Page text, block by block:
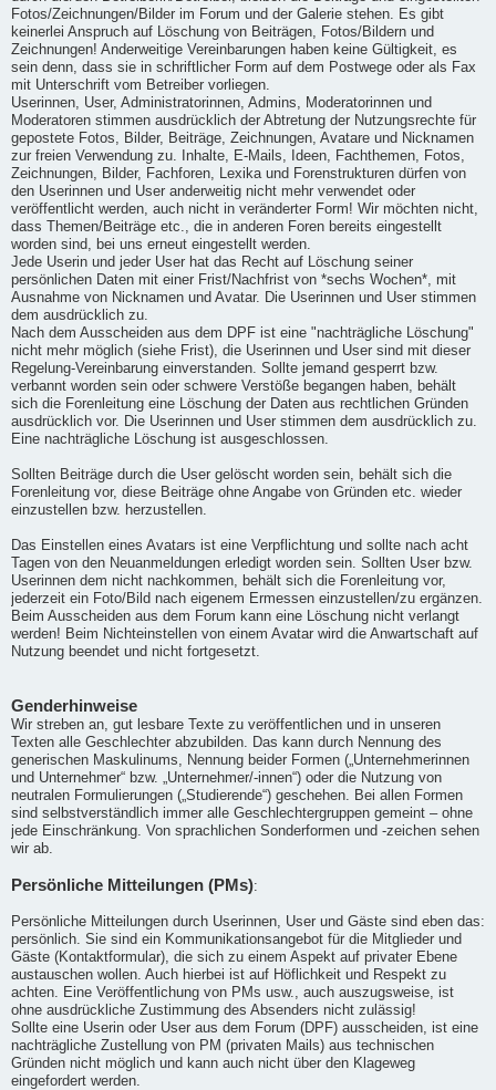
Fotos/Zeichnungen/Bilder im Forum und der Galerie stehen. Es gibt
keinerlei Anspruch auf Löschung von Beiträgen, Fotos/Bildern und
Zeichnungen! Anderweitige Vereinbarungen haben keine Gültigkeit, es
sein denn, dass sie in schriftlicher Form auf dem Postwege oder als Fax
mit Unterschrift vom Betreiber vorliegen.
Userinnen, User, Administratorinnen, Admins, Moderatorinnen und
Moderatoren stimmen ausdrücklich der Abtretung der Nutzungsrechte für
gepostete Fotos, Bilder, Beiträge, Zeichnungen, Avatare und Nicknamen
zur freien Verwendung zu. Inhalte, E-Mails, Ideen, Fachthemen, Fotos,
Zeichnungen, Bilder, Fachforen, Lexika und Forenstrukturen dürfen von
den Userinnen und User anderweitig nicht mehr verwendet oder
veröffentlicht werden, auch nicht in veränderter Form! Wir möchten nicht,
dass Themen/Beiträge etc., die in anderen Foren bereits eingestellt
worden sind, bei uns erneut eingestellt werden.
Jede Userin und jeder User hat das Recht auf Löschung seiner
persönlichen Daten mit einer Frist/Nachfrist von *sechs Wochen*, mit
Ausnahme von Nicknamen und Avatar. Die Userinnen und User stimmen
dem ausdrücklich zu.
Nach dem Ausscheiden aus dem DPF ist eine "nachträgliche Löschung"
nicht mehr möglich (siehe Frist), die Userinnen und User sind mit dieser
Regelung-Vereinbarung einverstanden. Sollte jemand gesperrt bzw.
verbannt worden sein oder schwere Verstöße begangen haben, behält
sich die Forenleitung eine Löschung der Daten aus rechtlichen Gründen
ausdrücklich vor. Die Userinnen und User stimmen dem ausdrücklich zu.
Eine nachträgliche Löschung ist ausgeschlossen.
Sollten Beiträge durch die User gelöscht worden sein, behält sich die
Forenleitung vor, diese Beiträge ohne Angabe von Gründen etc. wieder
einzustellen bzw. herzustellen.
Das Einstellen eines Avatars ist eine Verpflichtung und sollte nach acht
Tagen von den Neuanmeldungen erledigt worden sein. Sollten User bzw.
Userinnen dem nicht nachkommen, behält sich die Forenleitung vor,
jederzeit ein Foto/Bild nach eigenem Ermessen einzustellen/zu ergänzen.
Beim Ausscheiden aus dem Forum kann eine Löschung nicht verlangt
werden! Beim Nichteinstellen von einem Avatar wird die Anwartschaft auf
Nutzung beendet und nicht fortgesetzt.
Genderhinweise
Wir streben an, gut lesbare Texte zu veröffentlichen und in unseren
Texten alle Geschlechter abzubilden. Das kann durch Nennung des
generischen Maskulinums, Nennung beider Formen („Unternehmerinnen
und Unternehmer“ bzw. „Unternehmer/-innen“) oder die Nutzung von
neutralen Formulierungen („Studierende“) geschehen. Bei allen Formen
sind selbstverständlich immer alle Geschlechtergruppen gemeint – ohne
jede Einschränkung. Von sprachlichen Sonderformen und -zeichen sehen
wir ab.
Persönliche Mitteilungen (PMs):
Persönliche Mitteilungen durch Userinnen, User und Gäste sind eben das:
persönlich. Sie sind ein Kommunikationsangebot für die Mitglieder und
Gäste (Kontaktformular), die sich zu einem Aspekt auf privater Ebene
austauschen wollen. Auch hierbei ist auf Höflichkeit und Respekt zu
achten. Eine Veröffentlichung von PMs usw., auch auszugsweise, ist
ohne ausdrückliche Zustimmung des Absenders nicht zulässig!
Sollte eine Userin oder User aus dem Forum (DPF) ausscheiden, ist eine
nachträgliche Zustellung von PM (privaten Mails) aus technischen
Gründen nicht möglich und kann auch nicht über den Klageweg
eingefordert werden.